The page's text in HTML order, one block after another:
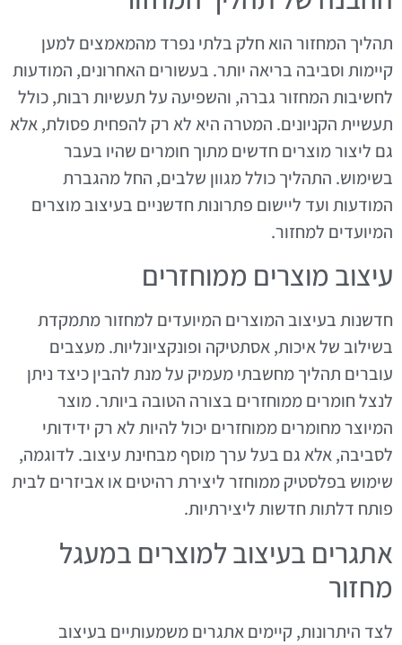
תהליך המחזור הוא חלק בלתי נפרד מהמאמצים למען
קיימות וסביבה בריאה יותר. בעשורים האחרונים, המודעות
לחשיבות המחזור גברה, והשפיעה על תעשיות רבות, כולל
תעשיית הקניונים. המטרה היא לא רק להפחית פסולת, אלא
גם ליצור מוצרים חדשים מתוך חומרים שהיו בעבר
בשימוש. התהליך כולל מגוון שלבים, החל מהגברת
המודעות ועד ליישום פתרונות חדשניים בעיצוב מוצרים
המיועדים למחזור.
עיצוב מוצרים ממוחזרים
חדשנות בעיצוב המוצרים המיועדים למחזור מתמקדת
בשילוב של איכות, אסתטיקה ופונקציונליות. מעצבים
עוברים תהליך מחשבתי מעמיק על מנת להבין כיצד ניתן
לנצל חומרים ממוחזרים בצורה הטובה ביותר. מוצר
המיוצר מחומרים ממוחזרים יכול להיות לא רק ידידותי
לסביבה, אלא גם בעל ערך מוסף מבחינת עיצוב. לדוגמה,
שימוש בפלסטיק ממוחזר ליצירת רהיטים או אביזרים לבית
פותח דלתות חדשות ליצירתיות.
אתגרים בעיצוב למוצרים במעגל
מחזור
לצד היתרונות, קיימים אתגרים משמעותיים בעיצוב